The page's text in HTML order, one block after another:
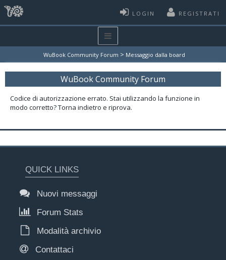
LOGIN REGISTRATI
WuBook Community Forum > Messaggio dalla board
WuBook Community Forum
Codice di autorizzazione errato. Stai utilizzando la funzione in
modo corretto? Torna indietro e riprova.
QUICK LINKS
Nuovi messaggi
Forum Stats
Modalità archivio
Contattaci